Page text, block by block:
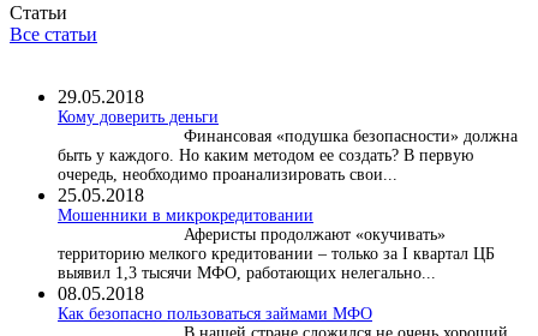
Статьи
Все статьи
29.05.2018
Кому доверить деньги
Финансовая «подушка безопасности» должна
быть у каждого. Но каким методом ее создать? В первую
очередь, необходимо проанализировать свои...
25.05.2018
Мошенники в микрокредитовании
Аферисты продолжают «окучивать»
территорию мелкого кредитовании – только за I квартал ЦБ
выявил 1,3 тысячи МФО, работающих нелегально...
08.05.2018
Как безопасно пользоваться займами МФО